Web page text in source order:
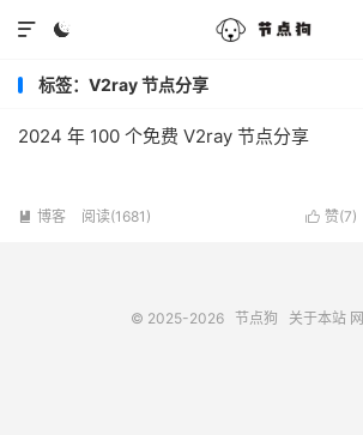


标签：V2ray 节点分享
2024 年 100 个免费 V2ray 节点分享
 赞(7)
 博客 阅读(1681)
© 2025-2026 节点狗 关于本站